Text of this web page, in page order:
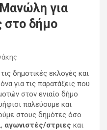
για
στο δήμο
δημοτικές εκλογές και
για τις παρατάξεις που
στον ενιαίο δήμο
παλεύουμε και
στους δημότες όσο
αγωνιστές/στριες και